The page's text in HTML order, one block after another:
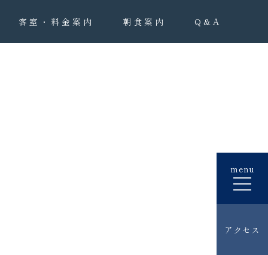
客室・料金案内 朝食案内 Q&A
menu
アクセス